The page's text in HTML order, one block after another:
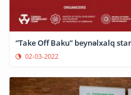
02-03-2022